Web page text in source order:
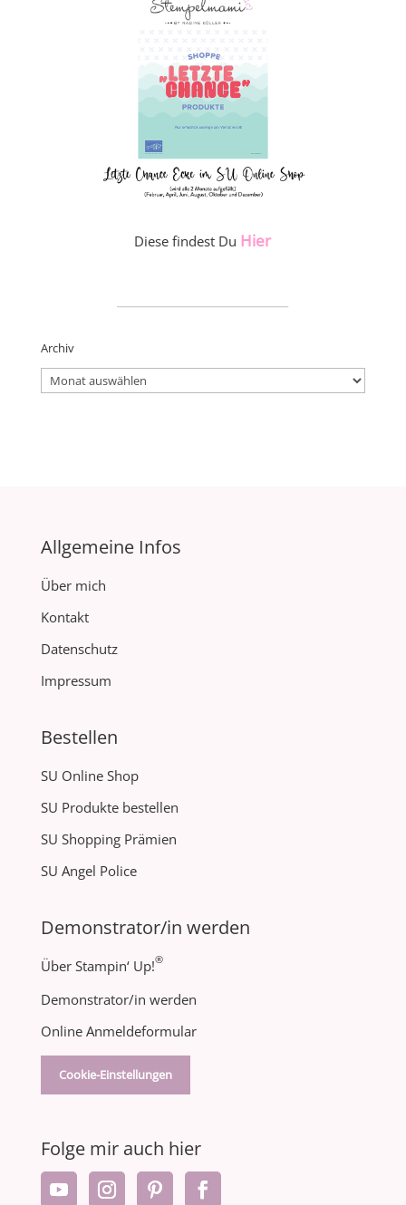
Diese findest Du Hier
Archiv
Archiv
Allgemeine Infos
Über mich
Kontakt
Datenschutz
Impressum
Bestellen
SU Online Shop
SU Produkte bestellen
SU Shopping Prämien
SU Angel Police
Demonstrator/in werden
Über Stampin‘ Up!®
Demonstrator/in werden
Online Anmeldeformular
Cookie-Einstellungen
Folge mir auch hier